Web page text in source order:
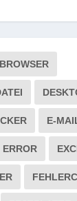
BROWSER
E-
ERROR